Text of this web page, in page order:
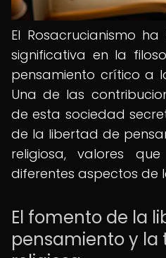
El Rosacrucianismo
significativa en la
pensamiento crítico a
Una de las
de esta sociedad
de la libertad de
religiosa, valores
diferentes aspectos de
El fomento de la
pensamiento y la